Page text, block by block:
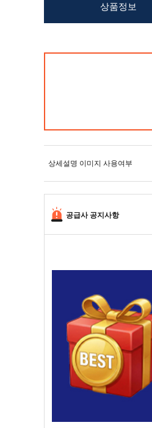
상세설명 이미지 사용여부
공급사 공지사항
상품정보